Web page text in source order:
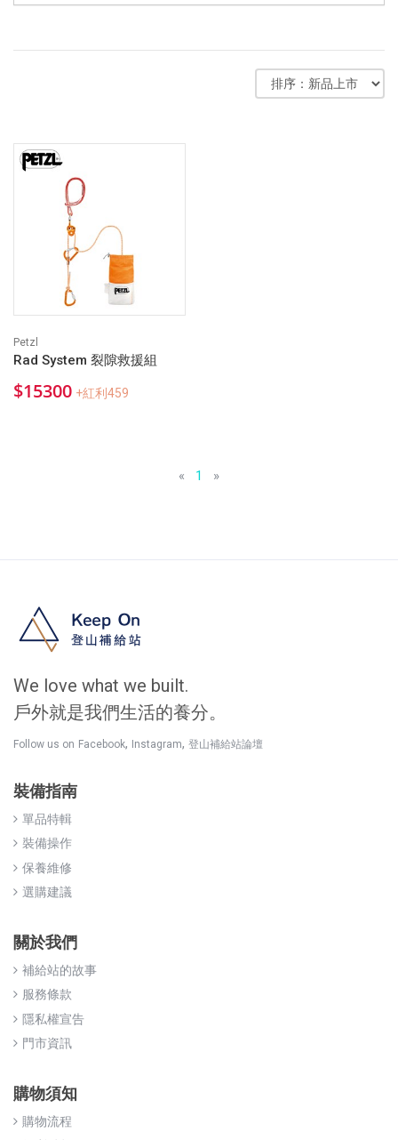
Petzl
Rad System 裂隙救援組
$15300 +紅利459
« 1 »
We love what we built.
戶外就是我們生活的養分。
Follow us on Facebook, Instagram, 登山補給站論壇
裝備指南
單品特輯
裝備操作
保養維修
選購建議
關於我們
補給站的故事
服務條款
隱私權宣告
門市資訊
購物須知
購物流程